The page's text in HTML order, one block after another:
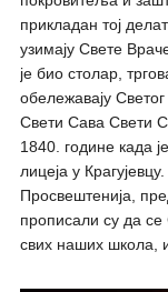
прикладан тој
узимају Свете
је био столар,
обележавају
Свети Сава Свети
1840. године када
лицеја у
Просвештенија,
прописали су да
свих наших школа,